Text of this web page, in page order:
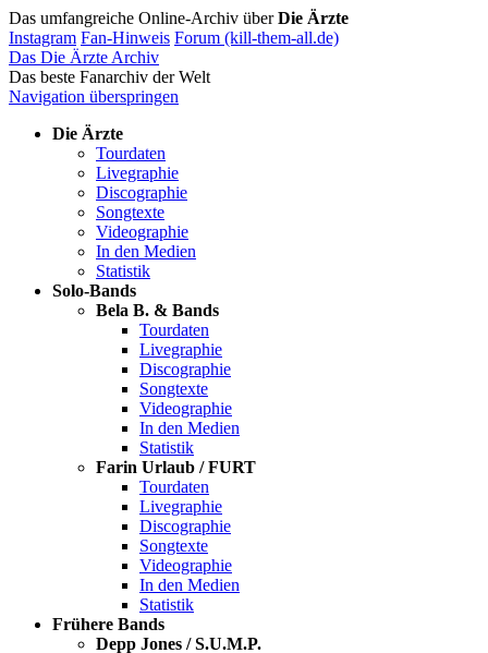
Das umfangreiche Online-Archiv überDie Ärzte
Instagram Fan-Hinweis Forum (kill-them-all.de)
Das Die Ärzte Archiv
Das beste Fanarchiv der Welt
Navigation überspringen
Die Ärzte
Tourdaten
Livegraphie
Discographie
Songtexte
Videographie
In den Medien
Statistik
Solo-Bands
Bela B. & Bands
Tourdaten
Livegraphie
Discographie
Songtexte
Videographie
In den Medien
Statistik
Farin Urlaub / FURT
Tourdaten
Livegraphie
Discographie
Songtexte
Videographie
In den Medien
Statistik
Frühere Bands
Depp Jones / S.U.M.P.